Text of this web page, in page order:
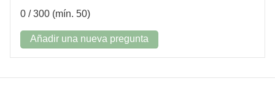
0 / 300 (mín. 50)
Añadir una nueva pregunta